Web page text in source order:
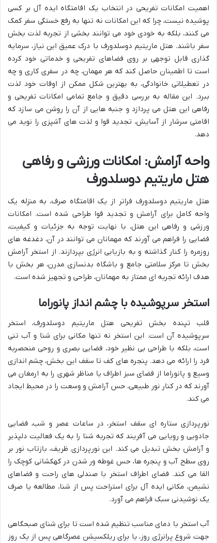
اهمیت امکانات تفریحی در انتخاب یک اقامتگاه ایده آل بر کسی
پوشیده نیست، چرا که این امکانات نه تنها به رفع خستگی سفر کمک
می کنند، بلکه به خودی خود می توانند بخشی از تجربه لذت بخش
سفر باشند. هتل ماریتیم دوسلدورف با درک عمیق این نیاز، سرمایه
گذاری قابل توجهی بر روی فضاهای تفریحی و خدماتی خود کرده
است تا اطمینان حاصل کند که هر مهمان، چه در سفری کاری و چه
در تعطیلاتی خانوادگی، به بهترین شکل ممکن از اوقات خود لذت
ببرد. این مقاله به بررسی دقیق و جامع تمامی امکانات تفریحی و
رفاهی این هتل می پردازد و جنبه هایی از آن را روشن می سازد که
اقامتی سرشار از آسایش، تجدید قوا و لذت های آشپزی را نوید می
دهد.
واحه آرامش: امکانات ورزشی و رفاهی
هتل ماریتیم دوسلدورف
هتل ماریتیم دوسلدورف فراتر از یک اقامتگاه صرف، به منزله یک
واحه کامل برای آرامش و تجدید قوا طراحی شده است. امکانات
ورزشی و رفاهی این هتل، با نهایت توجه به جزئیات و کیفیت،
فضایی را فراهم می آورند که مهمانان می توانند در آن، دغدغه های
روزمره را کنار گذاشته و به بازیابی انرژی بپردازند. از استخر آرامش
بخش تا مرکز سلامتی جامع و باشگاه بدنسازی مدرن، هر بخش با
هدف ارائه تجربه ای ممتاز به مهمانان، طراحی و تجهیز شده است.
استخر سرپوشیده با چشم انداز پانوراما
قلب تپنده بخش تفریحی هتل ماریتیم دوسلدورف، استخر
سرپوشیده آن است. این استخر نه تنها مکانی برای شنا و آب تنی
است، بلکه با طراحی بی نظیر خود، فضایی بصری و روحی منحصربه
فرد را ارائه می دهد. پنجره های کف تا سقف این بخش، چشم اندازی
وسیع و پانوراما از فضای سبز اطراف یا مناظر شهری را به ارمغان می
آورند که در کنار نور طبیعی، حس آرامش و وسعت را در محیط ایجاد
می کند.
نورپردازی ستاره ای سقف استخر، در ساعات عصر و شب، فضایی
جادویی و رویایی می آفریند که تجربه شنا را به یک فعالیت دلپذیر
و آرامش بخش تبدیل می کند. این نورپردازی ظریف، بازتاب نور بر
روی سطح آب و پنجره ها، حس غوطه ور شدن در کهکشانی کوچک را
القا می کند. فضای اطراف استخر با صندلی های راحت و فضاهای
نشیمن، مکانی ایده آل برای استراحت پس از شنا، مطالعه یا صرف
یک نوشیدنی سبک فراهم می آورد.
آب استخر با دمای مناسب تنظیم شده است تا برای شنای صبحگاهی
جهت شروع پرانرژی روز، یا برای ریلکسیشن عصرگاهی پس از یک روز